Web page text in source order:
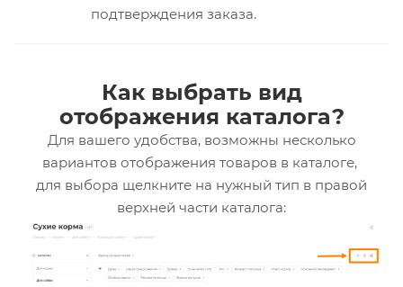
подтверждения заказа.
Как выбрать вид
отображения каталога?
Для вашего удобства, возможны несколько
вариантов отображения товаров в каталоге,
для выбора щелкните на нужный тип в правой
верхней части каталога: